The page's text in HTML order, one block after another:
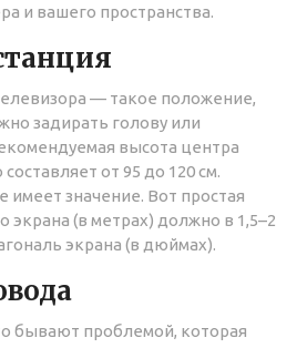
и вашего пространства.
— такое положение,
задирать голову или
высота центра
от 95 до 120 см.
имеет значение. Вот простая
экрана (в метрах) должно в 1,5–2
экрана (в дюймах).
бывают проблемой, которая